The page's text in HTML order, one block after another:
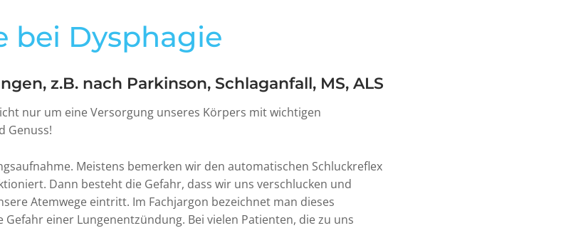
bei Dysphagie
z.B. nach Parkinson, Schlaganfall, MS, ALS
nur um eine Versorgung unseres Körpers mit wichtigen
Genuss!
Meistens bemerken wir den automatischen Schluckreflex
Dann besteht die Gefahr, dass wir uns verschlucken und
Atemwege eintritt. Im Fachjargon bezeichnet man dieses
einer Lungenentzündung. Bei vielen Patienten, die zu uns